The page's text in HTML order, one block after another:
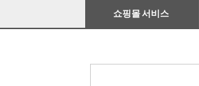
쇼핑몰 서비스